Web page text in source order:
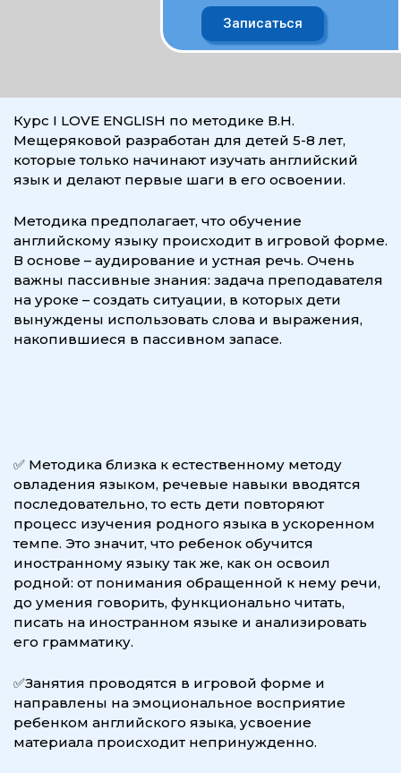
a
m
-
p
l
a
n
p
p
Записаться
Курс I LOVE ENGLISH по методике В.Н.
Мещеряковой разработан для детей 5-8 лет,
которые только начинают изучать английский
язык и делают первые шаги в его освоении.
Методика предполагает, что обучение
английскому языку происходит в игровой форме.
В основе – аудирование и устная речь. Очень
важны пассивные знания: задача преподавателя
на уроке – создать ситуации, в которых дети
вынуждены использовать слова и выражения,
накопившиеся в пассивном запасе.
✅ Методика близка к естественному методу
овладения языком, речевые навыки вводятся
последовательно, то есть дети повторяют
процесс изучения родного языка в ускоренном
темпе. Это значит, что ребенок обучится
иностранному языку так же, как он освоил
родной: от понимания обращенной к нему речи,
до умения говорить, функционально читать,
писать на иностранном языке и анализировать
его грамматику.
✅Занятия проводятся в игровой форме и
направлены на эмоциональное восприятие
ребенком английского языка, усвоение
материала происходит непринужденно.